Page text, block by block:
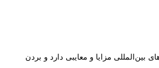
مزایا و معایبی دارد و بردن